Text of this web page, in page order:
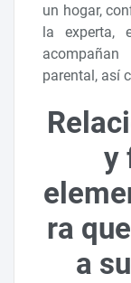
un hogar,
la experta,
parental, así
y
ra
a